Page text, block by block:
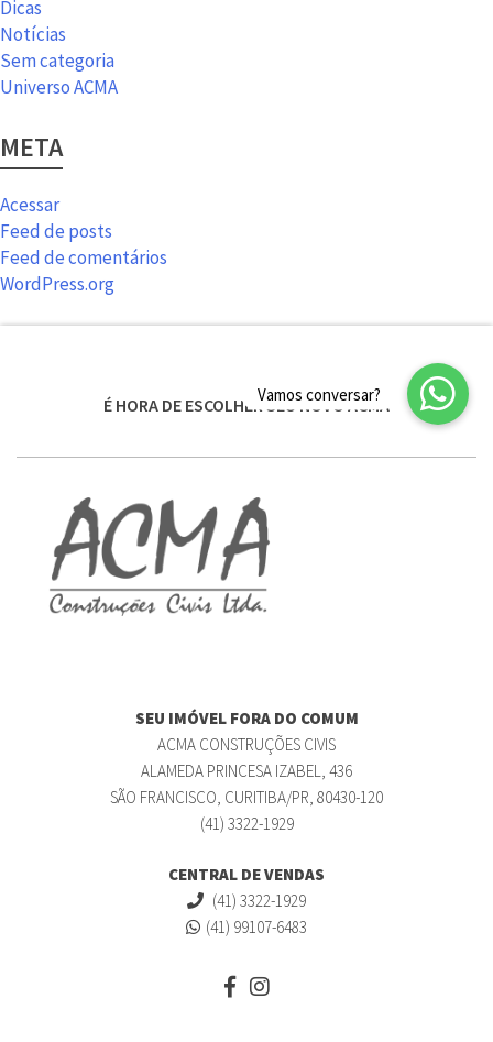
Dicas
Notícias
Sem categoria
Universo ACMA
META
Acessar
Feed de posts
Feed de comentários
WordPress.org
É HORA DE ESCOLHER SEU NOVO ACMA
SEU IMÓVEL FORA DO COMUM
ACMA CONSTRUÇÕES CIVIS
ALAMEDA PRINCESA IZABEL, 436
SÃO FRANCISCO, CURITIBA/PR, 80430-120
(41) 3322-1929
CENTRAL DE VENDAS
(41) 3322-1929
(41) 99107-6483